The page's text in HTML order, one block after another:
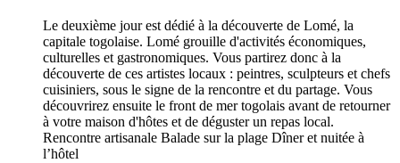
Le deuxième jour est dédié à la découverte de Lomé, la
capitale togolaise. Lomé grouille d'activités économiques,
culturelles et gastronomiques. Vous partirez donc à la
découverte de ces artistes locaux : peintres, sculpteurs et chefs
cuisiniers, sous le signe de la rencontre et du partage. Vous
découvrirez ensuite le front de mer togolais avant de retourner
à votre maison d'hôtes et de déguster un repas local.
Rencontre artisanale Balade sur la plage Dîner et nuitée à
l’hôtel